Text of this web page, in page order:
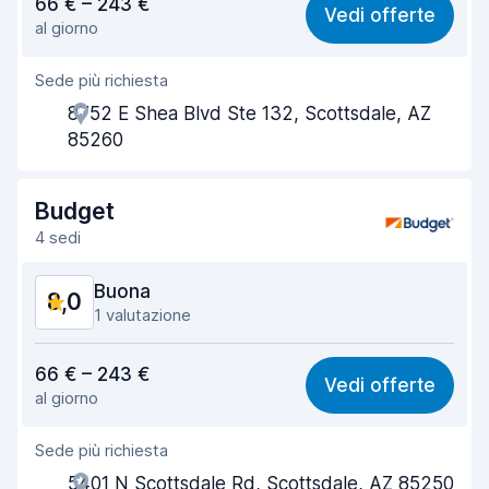
Facile da trovare 8,2
Gentilezza degli agenti
Rapidità del ritiro
Pulizia del veicolo 8,0
Condizioni dell'auto
66 € – 243 €
al giorno
Vedi offerte
Sede più richiesta
8752 E Shea Blvd Ste 132, Scottsdale, AZ
85260
Budget
4 sedi
8,0 Buona
1 valutazione
7,7
Facile da trovare 8,2
Gentilezza degli agenti
66 € – 243 €
al giorno
Vedi offerte
Sede più richiesta
5401 N Scottsdale Rd, Scottsdale, AZ 85250